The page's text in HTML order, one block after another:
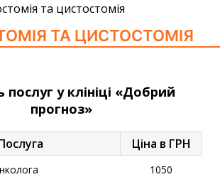
та цистостомія
ТА ЦИСТОСТОМІЯ
послуг у клініці «Добрий
прогноз»
Ціна в ГРН
1050